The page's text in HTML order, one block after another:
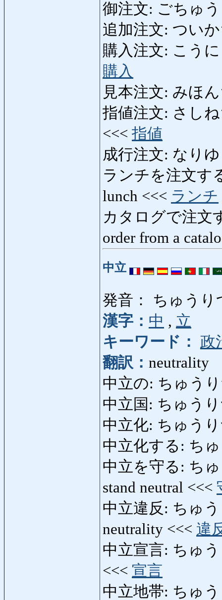
御注文: ごちゅ
追加注文: つい
購入注文: こう
購入
見本注文: みほ
指値注文: さし
<<< 指値
成行注文: なり
ランチを注文す
lunch <<< ランチ
カタログで注文
order from a
中立
発音： ちゅうり
漢字： 中 , 立
キーワード： 政
翻訳： neutrality
中立の: ちゅう
中立国: ちゅう
中立化: ちゅう
中立化する: ち
中立を守る: ち
stand neutral <<<
中立違反: ちゅ
neutrality <<< 違
中立宣言: ちゅ
<<< 宣言
中立地帯: ちゅ